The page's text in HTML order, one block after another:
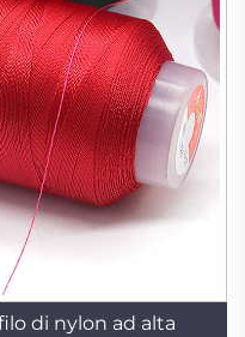
di nylon ad alta